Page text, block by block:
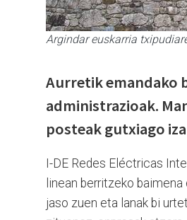
Argindar euskarria
Aurretik emandako
administrazioak.
posteak gutxiago
I-DE Redes Eléctricas
linean berritzeko
jaso zuen eta lanak bi